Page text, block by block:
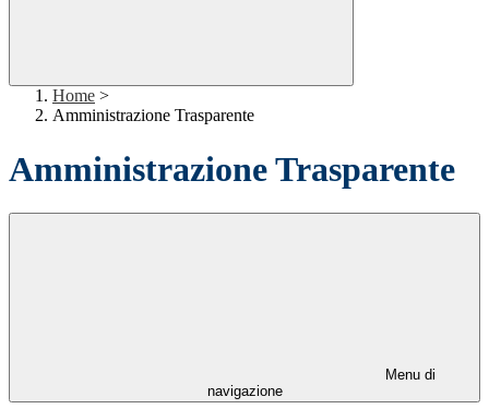
Home >
Amministrazione Trasparente
Amministrazione Trasparente
Menu di
navigazione